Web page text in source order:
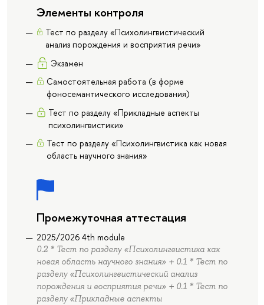
Элементы контроля
Тест по разделу «Психолингвистический
анализ порождения и восприятия речи»
Экзамен
Cамостоятельная работа (в форме
фоносемантического исследования)
Тест по разделу «Прикладные аспекты
психолингвистики»
Тест по разделу «Психолингвистика как новая
область научного знания»
Промежуточная аттестация
2025/2026 4th module
0.2 * Тест по разделу «Психолингвистика как
новая область научного знания» + 0.1 * Тест по
разделу «Психолингвистический анализ
порождения и восприятия речи» + 0.1 * Тест по
разделу «Прикладные аспекты